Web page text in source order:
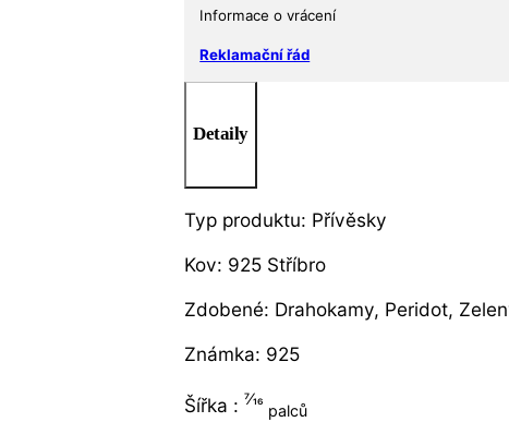
Informace o vrácení
Reklamační řád
Detaily
Typ produktu: Přívěsky
Kov: 925 Stříbro
Zdobené: Drahokamy, Peridot,
Známka: 925
Šířka : 7⁄16
palců